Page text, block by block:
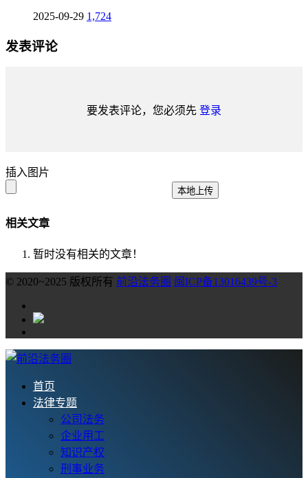
2025-09-29 1,724
发表评论
要发表评论，您必须先 登录
插入图片
本地上传
相关文章
暂时没有相关的文章！
© 2020~2025 版权所有 前沿法务圈 闽ICP备13016439号-3
首页
法律专题
公司法务
企业用工
知识产权
刑事业务